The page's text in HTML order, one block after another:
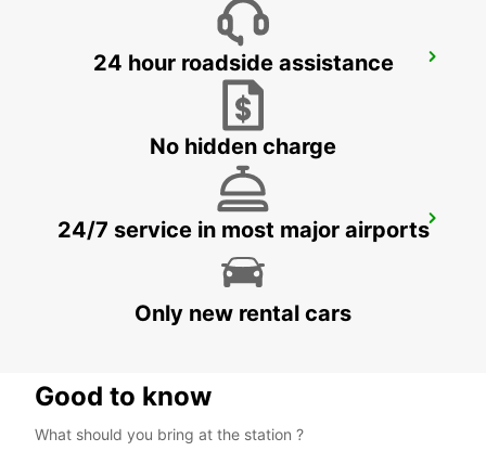
SALON DE PROVENCE -IKC-
SALON DE PROVENCE - FRANCE
MARTIGUES PORT DE BOUC
24 hour roadside assistance
No hidden charge
24/7 service in most major airports
Only new rental cars
Good to know
What should you bring at the station ?